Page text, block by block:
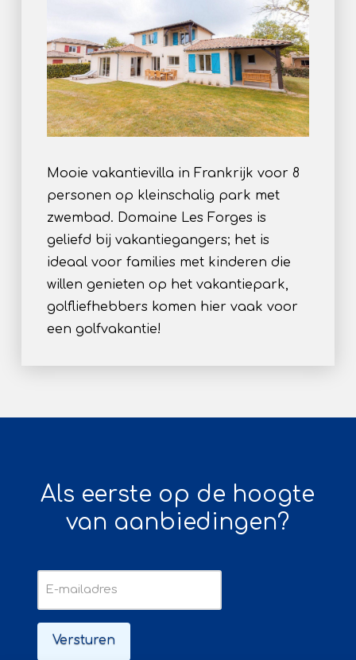
Mooie vakantievilla in Frankrijk voor 8
personen op kleinschalig park met
zwembad. Domaine Les Forges is
geliefd bij vakantiegangers; het is
ideaal voor families met kinderen die
willen genieten op het vakantiepark,
golfliefhebbers komen hier vaak voor
een golfvakantie!
Als eerste op de hoogte
van aanbiedingen?